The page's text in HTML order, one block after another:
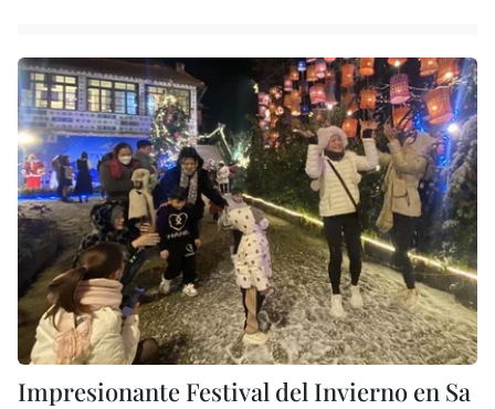
Impresionante Festival del Invierno en Sa